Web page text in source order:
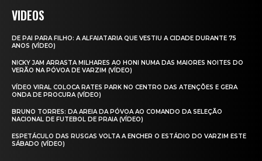
VIDEOS
DE PAI PARA FILHO: A ALFAIATARIA QUE VESTIU A CIDADE DURANTE 75
ANOS (VÍDEO)
NICKY JAM ARRASTA MILHARES AO HONI NUMA DAS MAIORES NOITES DO
VERÃO NA PÓVOA DE VARZIM (VÍDEO)
VÍDEO VIRAL COLOCA RATES PARK NO CENTRO DAS ATENÇÕES E GERA
ONDA DE PROCURA (VÍDEO)
BRUNO TORRES: DA AREIA DA PÓVOA AO COMANDO DA SELEÇÃO
NACIONAL DE FUTEBOL DE PRAIA (VÍDEO)
ESPETÁCULO DAS RUSGAS VOLTA A ENCHER O ESTÁDIO DO VARZIM ESTE
SÁBADO (VÍDEO)